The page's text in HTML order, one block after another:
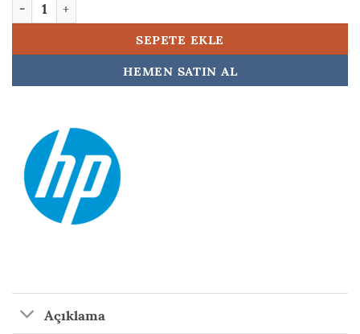
SEPETE EKLE
HEMEN SATIN AL
Açıklama